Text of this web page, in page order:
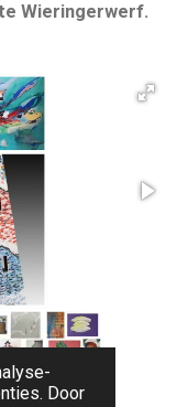
Door
Wieringerwerf.